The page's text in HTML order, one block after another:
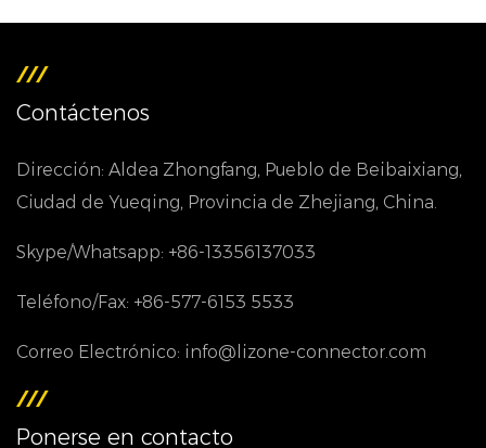
Contáctenos
Dirección: Aldea Zhongfang, Pueblo de Beibaixiang,
Ciudad de Yueqing, Provincia de Zhejiang, China.
Skype/Whatsapp: +86-13356137033
Teléfono/Fax: +86-577-6153 5533
Correo Electrónico: info@lizone-connector.com
Ponerse en contacto